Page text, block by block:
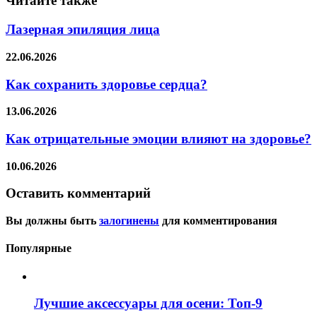
Лазерная эпиляция лица
22.06.2026
Как сохранить здоровье сердца?
13.06.2026
Как отрицательные эмоции влияют на здоровье?
10.06.2026
Оставить комментарий
Вы должны быть залогинены для комментирования
Популярные
Лучшие аксессуары для осени: Топ-9